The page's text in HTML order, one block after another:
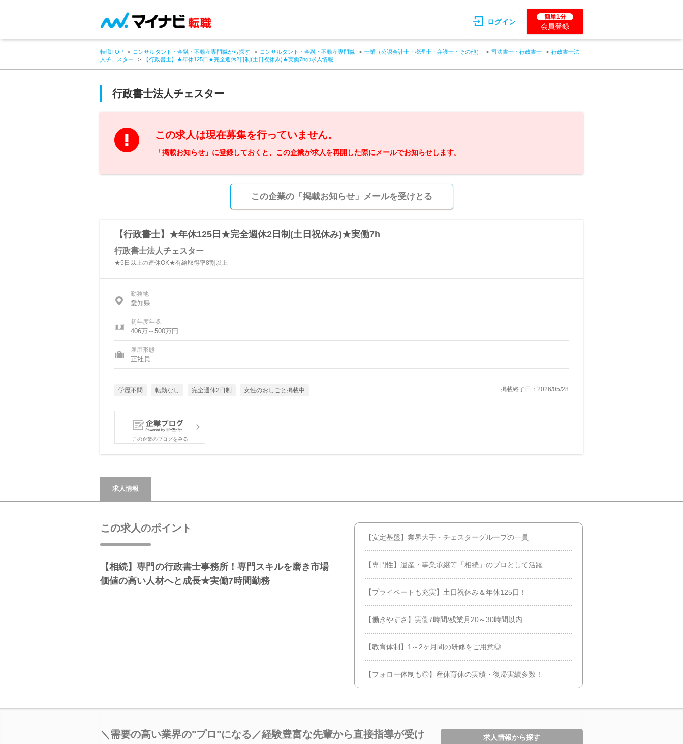
ログイン
簡単1分
会員登録
転職TOP コンサルタント・金融・不動産専門職から探す コンサルタント・金融・不動産専門職 士業（公認会計士・税理士・弁護士・その他） 司法書士・行政書士
行政書士法
人チェスター
【行政書士】★年休125日★完全週休2日制(土日祝休み)★実働7hの求人情報
行政書士法人チェスター
この求人は現在募集を行っていません。
「掲載お知らせ」に登録しておくと、この企業が求人を再開した際にメールでお知らせします。
この企業の「掲載お知らせ」メールを受けとる
【行政書士】★年休125日★完全週休2日制(土日祝休み)★実働7h
行政書士法人チェスター
★5日以上の連休OK★有給取得率8割以上
勤務地
愛知県
初年度年収
406万～500万円
雇用形態
正社員
学歴不問 転勤なし 完全週休2日制 女性のおしごと掲載中 掲載終了日：2026/05/28
この企業のブログをみる
求人情報
この求人のポイント
【相続】専門の行政書士事務所！専門スキルを磨き市場
価値の高い人材へと成長★実働7時間勤務
【安定基盤】業界大手・チェスターグループの一員
【専門性】遺産・事業承継等「相続」のプロとして活躍
【プライベートも充実】土日祝休み＆年休125日！
【働きやすさ】実働7時間/残業月20～30時間以内
【教育体制】1～2ヶ月間の研修をご用意◎
【フォロー体制も◎】産休育休の実績・復帰実績多数！
＼需要の高い業界の"プロ"になる／経験豊富な先輩から直接指導が受け
求人情報から探す